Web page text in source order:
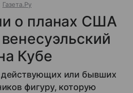
Газета.Ру
о планах США
Кубе
или бывших
фигуру, которую